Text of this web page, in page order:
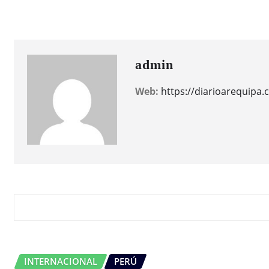
admin
Web: https://
INTERNACIONAL PERÚ